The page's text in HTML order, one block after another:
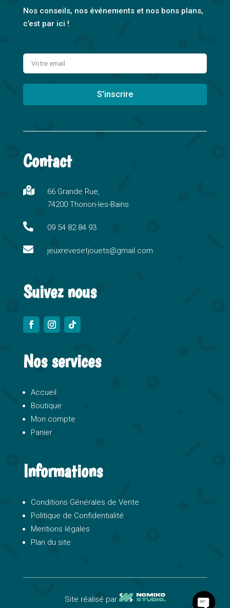
Nos conseils, nos événements et nos bons plans,
c’est par ici !
S'inscrire
l
e
n
a
i
e
Contact

66 Grande Rue,
74200 Thonon-les-Bains
 09 54 82 84 93
 jeuxrevesetjouets@gmail.com
Suivez nous
Nos services
Accueil
Boutique
Mon compte
Panier
Informations
Conditions Générales de Vente
Politique de Confidentialité
Mentions légales
Plan du site
Site réalisé par